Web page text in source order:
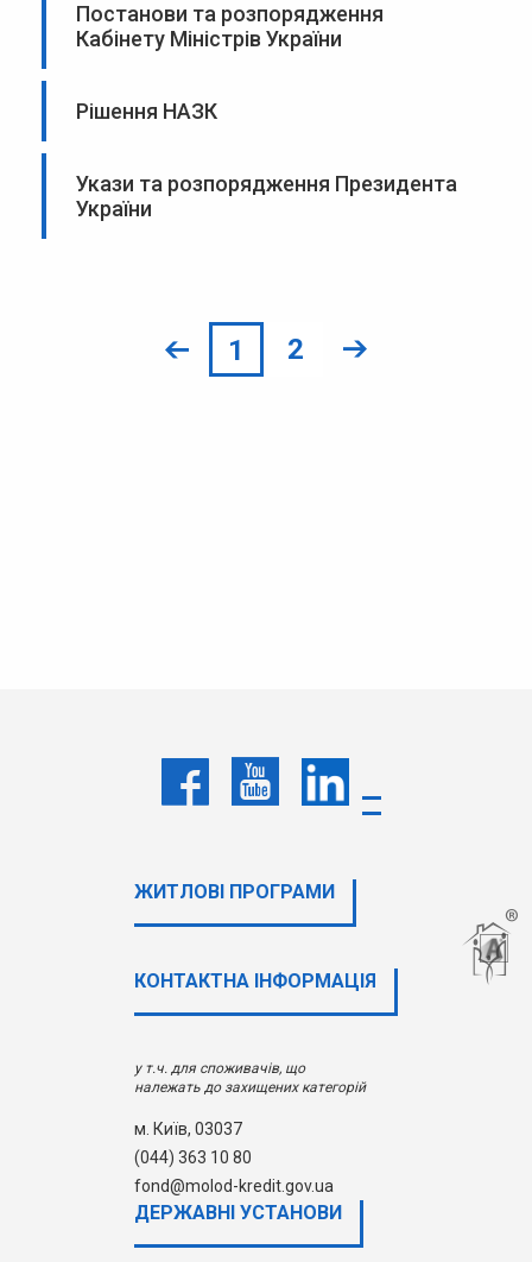
Постанови та розпорядження
Кабінету Міністрів України
Рішення НАЗК
Укази та розпорядження Президента
України
1 2
ЖИТЛОВІ ПРОГРАМИ
КОНТАКТНА ІНФОРМАЦІЯ
у т.ч. для споживачів, що
належать до захищених категорій
м. Київ, 03037
(044) 363 10 80
fond@molod-kredit.gov.ua
ДЕРЖАВНI УСТАНОВИ